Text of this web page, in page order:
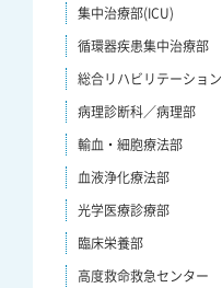
集中治療部(ICU)
循環器疾患集中治療部
総合リハビリテーショ
病理診断科／病理部
輸血・細胞療法部
血液浄化療法部
光学医療診療部
臨床栄養部
高度救命救急センター